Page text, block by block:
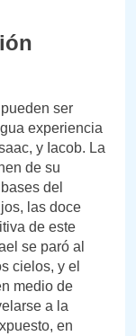
ser
experiencia
y Iacob. La
de su
del
las doce
de este
se paró al
cielos, y el
medio de
a la
en